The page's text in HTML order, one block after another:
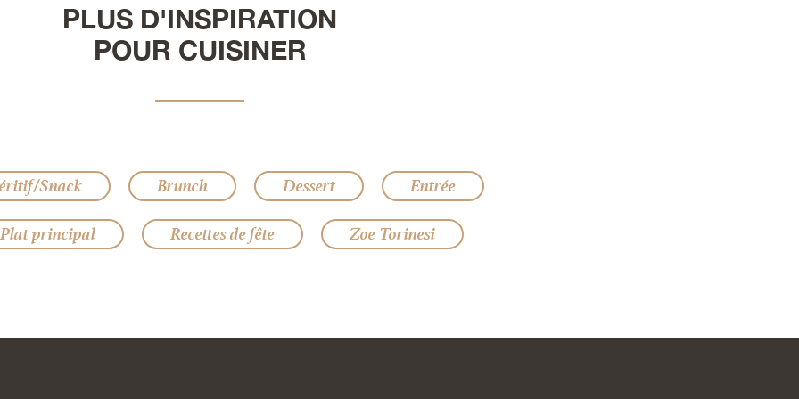
PLUS D'INSPIRATION
POUR CUISINER
Snack Brunch Dessert
Entrée
Plat principal
Recettes de fête Zoe Torinesi